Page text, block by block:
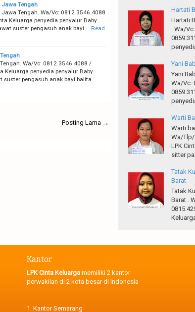
Tengah
Tengah. Wa/Vc: 0812.3546.4088
Keluarga penyedia penyalur Baby
suster pengasuh anak bayi …
Read
Wa/Vc: 0812.3546.4088 /
Keluarga penyedia penyalur Baby
pengasuh anak bayi balita …
Posting Lama →
Hartati
Hartati
. Wa/
Yani
Yani
Wa/Vc:
Warti
Warti
Wa/Tlp/
LPK
sitter
Tatak
Barat
Tatak
Barat .
Kantor
LPK Cinta Keluarga memiliki 2 kantor
perwakilan di 2 kota besar di Indonesia
1. Kantor Semarang